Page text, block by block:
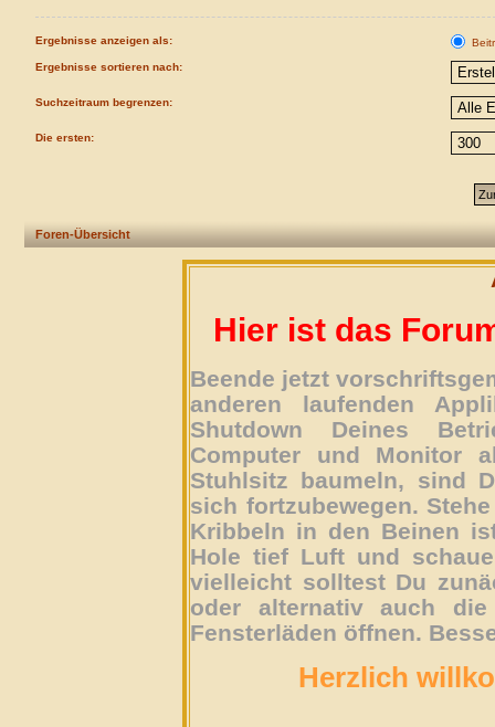
Ergebnisse anzeigen als:
Ergebnisse sortieren nach:
Suchzeitraum begrenzen:
Die ersten:
Foren-Übersicht
Hier ist das
Beende jetzt
anderen laufenden
Shutdown Deines
Computer und Monitor
Stuhlsitz baumeln, sind
sich fortzubewegen.
Kribbeln in den Beinen
Hole tief Luft und
vielleicht solltest Du
oder alternativ auch
Fensterläden öffnen.
Herzlich